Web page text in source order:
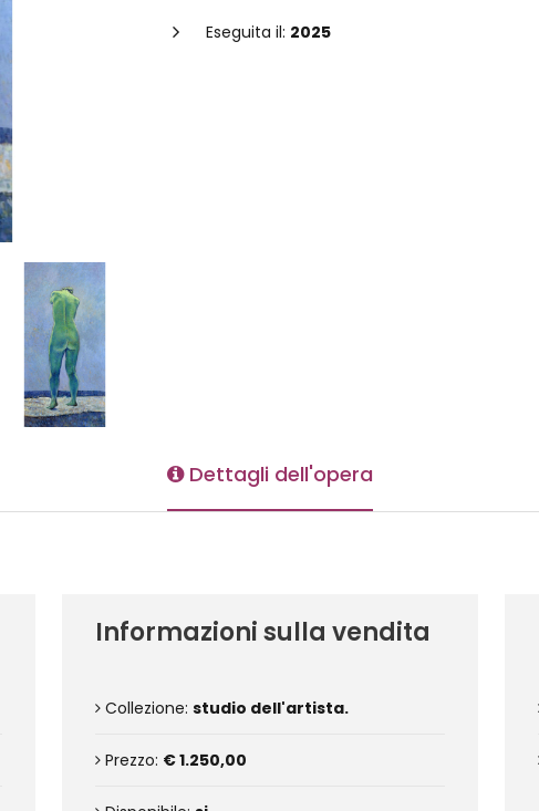
Eseguita il: 2025
Dettagli dell'opera
Informazioni sulla vendita
Collezione: studio dell'artista.
Prezzo: € 1.250,00